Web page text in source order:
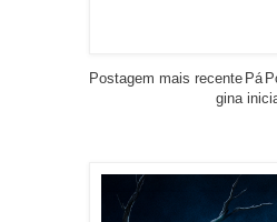
Postagem mais recente Pá
gina